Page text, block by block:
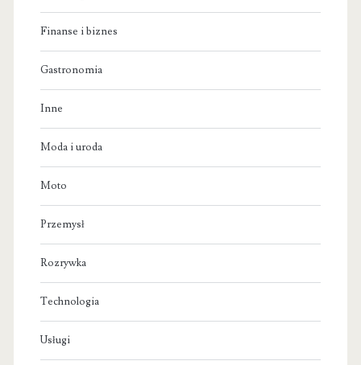
Finanse i biznes
Gastronomia
Inne
Moda i uroda
Moto
Przemysł
Rozrywka
Technologia
Usługi